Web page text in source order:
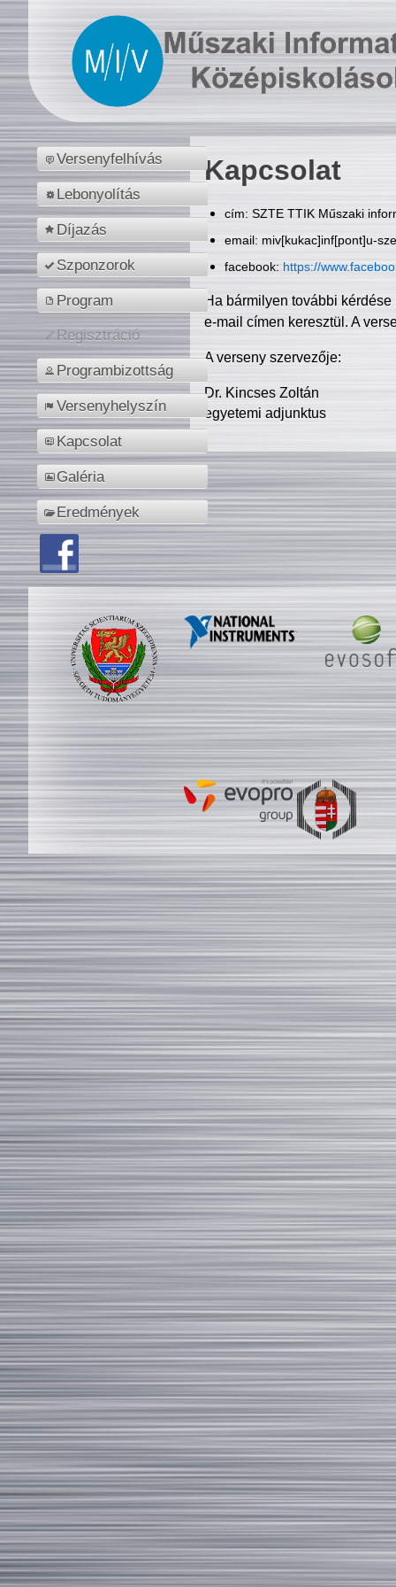
Versenyfelhívás
Lebonyolítás
Díjazás
Szponzorok
Program
Regisztráció
Programbizottság
Versenyhelyszín
Kapcsolat
Galéria
Eredmények
Kapcsolat
cím: SZTE TTIK Műszaki
email: miv[kukac]inf[pont]u-
facebook: https://
Ha bármilyen további
e-mail címen keresztül. A
A verseny szervezője:
Dr. Kincses Zoltán
egyetemi adjunktus